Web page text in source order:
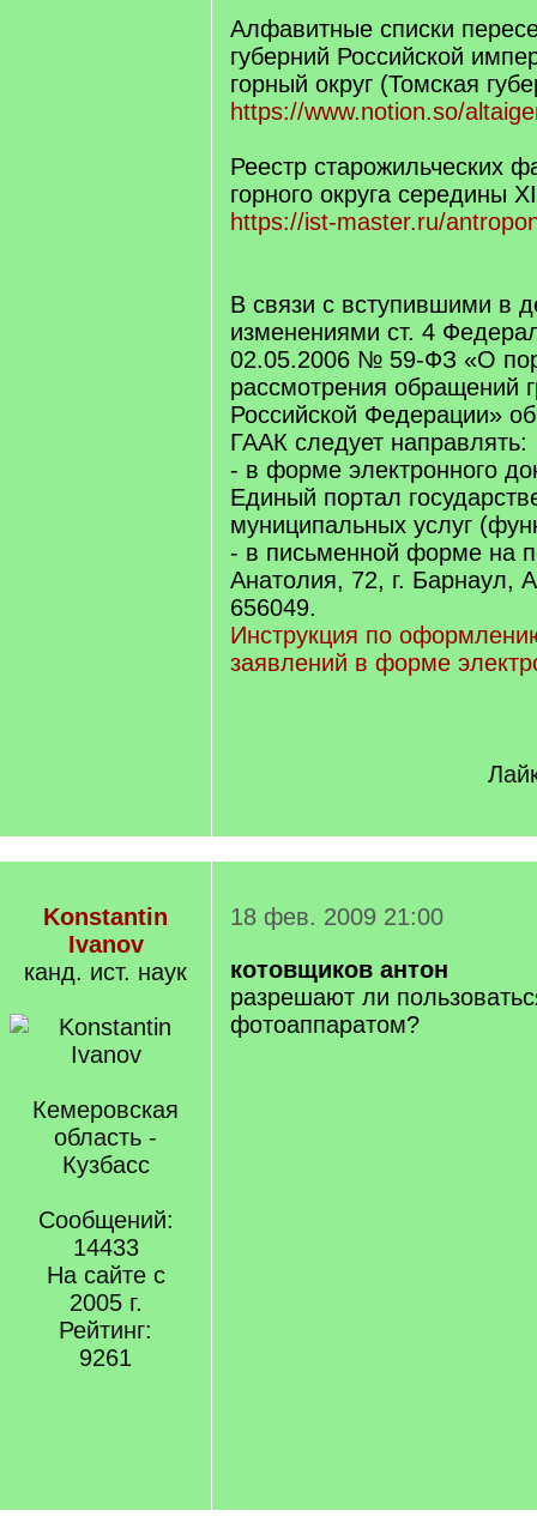
Алфавитные списки
губерний Российской
горный округ (Томская
https://www.notion.so/
Реестр старожильческих
горного округа середины
https://ist-master.ru/
В связи с вступившими в
изменениями ст. 4
02.05.2006 № 59-ФЗ «О
рассмотрения обращений
Российской Федерации»
ГААК следует направлять:
- в форме электронного
Единый портал
муниципальных услуг
- в письменной форме на
Анатолия, 72, г. Барнаул,
656049.
Инструкция по
заявлений в форме
Konstantin
Ivanov
канд. ист. наук
Кемеровская
область -
Кузбасс
Сообщений:
14433
На сайте с
2005 г.
Рейтинг:
9261
18 фев. 2009 21:00
котовщиков антон
разрешают ли
фотоаппаратом?